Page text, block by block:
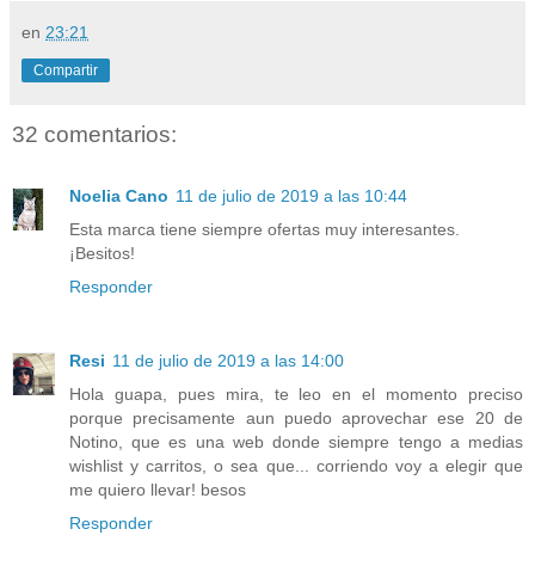
en 23:21
Compartir
32 comentarios:
Noelia Cano 11 de julio de 2019 a las 10:44
Esta marca tiene siempre ofertas muy interesantes.
¡Besitos!
Responder
Resi 11 de julio de 2019 a las 14:00
Hola guapa, pues mira, te leo en el momento preciso
porque precisamente aun puedo aprovechar ese 20 de
Notino, que es una web donde siempre tengo a medias
wishlist y carritos, o sea que... corriendo voy a elegir que
me quiero llevar! besos
Responder